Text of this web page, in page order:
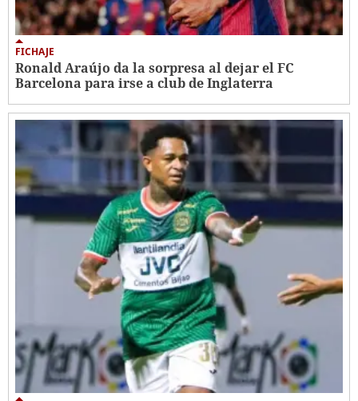
FICHAJE
Ronald Araújo da la sorpresa al dejar el FC
Barcelona para irse a club de Inglaterra